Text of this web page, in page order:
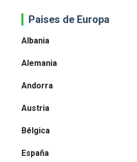
Paises de Europa
Albania
Alemania
Andorra
Austria
Bélgica
España